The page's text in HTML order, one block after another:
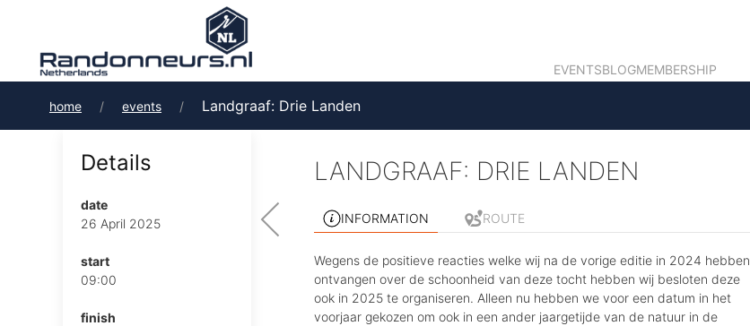
EVENTSBLOGMEMBERSHIP
home events Landgraaf: Drie Landen
Details
date
26 April 2025
start
09:00
finish
LANDGRAAF: DRIE LANDEN
INFORMATION ROUTE
Wegens de positieve reacties welke wij na de vorige editie in 2024 hebben
ontvangen over de schoonheid van deze tocht hebben wij besloten deze
ook in 2025 te organiseren. Alleen nu hebben we voor een datum in het
voorjaar gekozen om ook in een ander jaargetijde van de natuur in de